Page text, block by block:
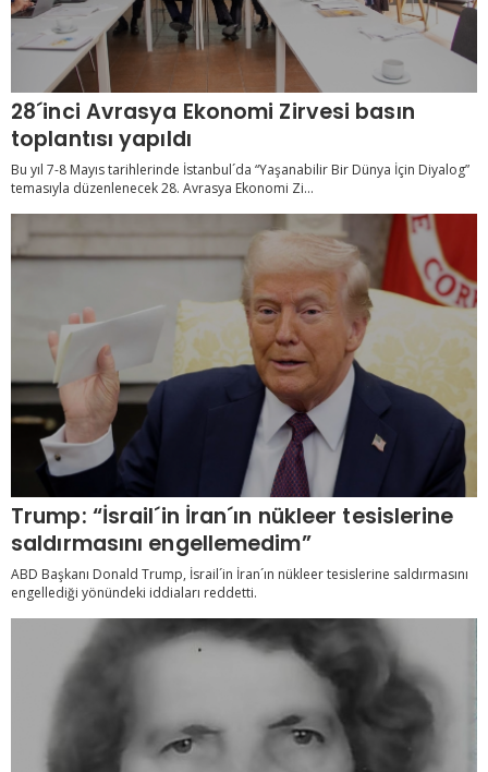
28´inci Avrasya Ekonomi Zirvesi basın
toplantısı yapıldı
Bu yıl 7-8 Mayıs tarihlerinde İstanbul´da “Yaşanabilir Bir Dünya İçin Diyalog”
temasıyla düzenlenecek 28. Avrasya Ekonomi Zi...
Trump: “İsrail´in İran´ın nükleer tesislerine
saldırmasını engellemedim”
ABD Başkanı Donald Trump, İsrail´in İran´ın nükleer tesislerine saldırmasını
engellediği yönündeki iddiaları reddetti.